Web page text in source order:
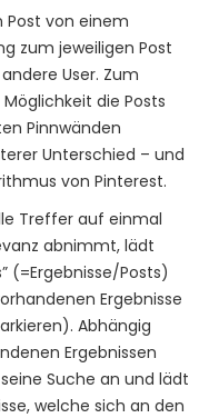
Post von einem
zum jeweiligen Post
User. Zum
die Posts
Pinnwänden
Unterschied – und
von Pinterest.
Treffer auf einmal
abnimmt, lädt
(=Ergebnisse/Posts)
Ergebnisse
Abhängig
Ergebnissen
Suche an und lädt
welche sich an den